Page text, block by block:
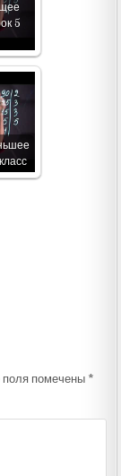
5
помечены *